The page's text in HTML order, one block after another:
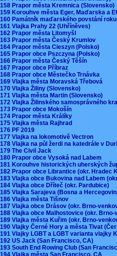
158 Prapor města Kremnica (Slovensko)
159 Korouhve města Eger, Maďarska a
160 Památník maďarského povstání
161 Vlajka Prahy 22 (Uhříněves)
162 Prapor města Litomyšl
163 Prapor města Český Krumlov
164 Prapor města Cieszyn (Polsko)
165 Prapor obce Pszczyna (Polsko)
166 Prapor města Český Těšín
167 Prapor obce Příbraz
168 Prapor obce Městečko Trnávka
169 Vlajka města Moravská Třebová
170 Vlajka Žiliny (Slovensko)
171 Vlajka města Martin (Slovensko)
172 Vlajka Žilinského samosprávného
173 Prapor obce Mokošín
174 Prapor města Králíky
175 Vlajka města Rajhrad
176 PF 2019
177 Vlajka na lokomotivě Vectron
178 Vlajka na půl žerdi na katedrále v
179 The Civil Jack
180 Prapor obce Vysoká nad Labem
181 Korouhve historických uherských
182 Prapor obce Librantice (okr. Hradec
183 Vlajka obce Bukovina nad Labem
184 Vlajka obce Dříteč (okr. Pardubice)
185 Vlajka Sarajeva (Bosna a
186 Vlajka města Tišnov
187 Vlajka obce Drásov (okr. Brno-
188 Vlajka obce Malhostovice (okr.
189 Vlajka města Kuřim (okr. Brno-
190 Vlajky Černé Hory a města Tivat
191 Vlajky LGBT a LGBT varianta vlajky
192 US Jack (San Francisco, CA)
193 South End Rowing Club (San
194 Vlajka města San Francisco, CA